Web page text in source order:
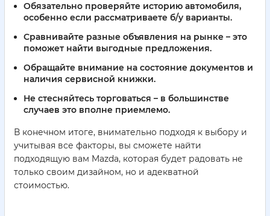
Обязательно проверяйте историю автомобиля,
особенно если рассматриваете б/у варианты.
Сравнивайте разные объявления на рынке – это
поможет найти выгодные предложения.
Обращайте внимание на состояние документов и
наличия сервисной книжки.
Не стесняйтесь торговаться – в большинстве
случаев это вполне приемлемо.
В конечном итоге, внимательно подходя к выбору и
учитывая все факторы, вы сможете найти
подходящую вам Mazda, которая будет радовать не
только своим дизайном, но и адекватной
стоимостью.